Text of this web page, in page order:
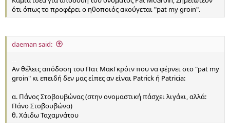
ότι όπως το προφέρει ο ηθοποιός ακούγεται "pat my groin".
daeman said:
Αν θέλεις απόδοση του Πατ ΜακΓκρόιν που να φέρνει στο "pat my
groin" κι επειδή δεν μας είπες αν είναι Patrick ή Patricia:
α. Πάνος Στοβουβώνας (στην ονομαστική πάσχει λιγάκι, αλλά:
Πάνο Στοβουβώνα)
θ. Χάιδω Ταχαμνάτου